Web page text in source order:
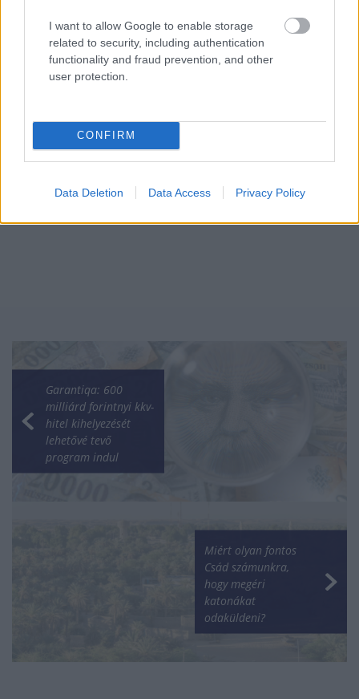
I want to allow Google to enable storage
related to security, including authentication
functionality and fraud prevention, and other
user protection.
CONFIRM
Data Deletion Data Access Privacy Policy
Mi lett Alain Delon vagyonával? Adóhatósági
Garantiqa: 600
milliárd forintnyi kkv-
hitel kihelyezését
lehetővé tevő
program indul
Miért olyan fontos
Csád számunkra,
hogy megéri
katonákat
odaküldeni?